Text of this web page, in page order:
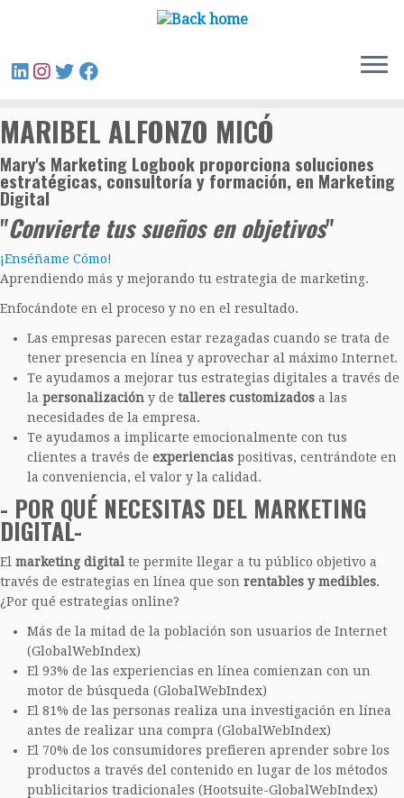
MARIBEL ALFONZO MICÓ
Mary's Marketing Logbook proporciona soluciones
estratégicas, consultoría y formación, en Marketing
Digital
"Convierte tus sueños en objetivos"
¡Enséñame Cómo!
Aprendiendo más y mejorando tu estrategia de marketing.
Enfocándote en el proceso y no en el resultado.
Las empresas parecen estar rezagadas cuando se trata de
tener presencia en línea y aprovechar al máximo Internet.
Te ayudamos a mejorar tus estrategias digitales a través de
la personalización y de talleres customizados a las
necesidades de la empresa.
Te ayudamos a implicarte emocionalmente con tus
clientes a través de experiencias positivas, centrándote en
la conveniencia, el valor y la calidad.
- POR QUÉ NECESITAS DEL MARKETING
DIGITAL-
El marketing digital te permite llegar a tu público objetivo a
través de estrategias en línea que son rentables y medibles.
¿Por qué estrategias online?
Más de la mitad de la población son usuarios de Internet
(GlobalWebIndex)
El 93% de las experiencias en línea comienzan con un
motor de búsqueda (GlobalWebIndex)
El 81% de las personas realiza una investigación en línea
antes de realizar una compra (GlobalWebIndex)
El 70% de los consumidores prefieren aprender sobre los
productos a través del contenido en lugar de los métodos
publicitarios tradicionales (Hootsuite-GlobalWebIndex)